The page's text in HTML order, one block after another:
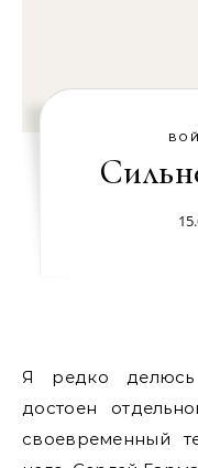
Я редко
достоен
своевременный